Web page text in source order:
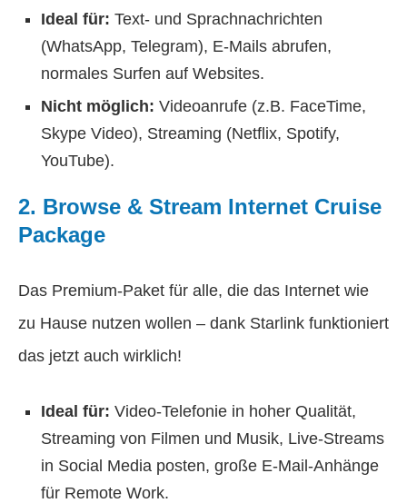
Ideal für: Text- und Sprachnachrichten
(WhatsApp, Telegram), E-Mails abrufen,
normales Surfen auf Websites.
Nicht möglich: Videoanrufe (z.B. FaceTime,
Skype Video), Streaming (Netflix, Spotify,
YouTube).
2. Browse & Stream Internet Cruise
Package
Das Premium-Paket für alle, die das Internet wie
zu Hause nutzen wollen – dank Starlink funktioniert
das jetzt auch wirklich!
Ideal für: Video-Telefonie in hoher Qualität,
Streaming von Filmen und Musik, Live-Streams
in Social Media posten, große E-Mail-Anhänge
für Remote Work.